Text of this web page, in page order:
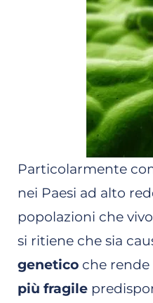
Particolarmente
nei Paesi ad alto
popolazioni che
si ritiene che sia
genetico che rende
più fragile